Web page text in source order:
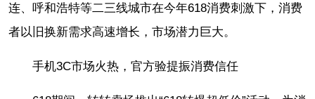
连、呼和浩特等二三线城市在今年618消费刺激下，消费
者以旧换新需求高速增长，市场潜力巨大。
手机3C市场火热，官方验提振消费信任